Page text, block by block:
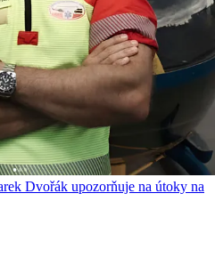
Dvořák upozorňuje na útoky na